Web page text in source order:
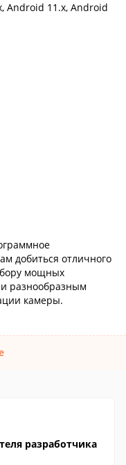
Android 11.x, Android
добиться отличного
мощных
разнообразным
камеры.
разработчика